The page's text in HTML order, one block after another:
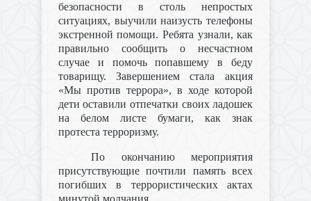
безопасности в столь непростых
ситуациях, выучили наизусть телефоны
экстренной помощи. Ребята узнали, как
правильно сообщить о несчастном
случае и помочь попавшему в беду
товарищу.
Завершением стала акция
«Мы против террора», в ходе которой
дети оставили отпечатки своих ладошек
на белом листе бумаги, как знак
протеста терроризму.
По окончанию мероприятия
присутствующие почтили память всех
погибших в террористических актах